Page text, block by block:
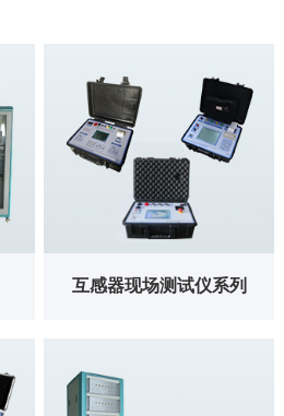
互感器现场测试仪系列
采用新一代高端测试技术，
解决了现场检定电流互感器
工作强度大、操作繁琐问
题。
装置系列